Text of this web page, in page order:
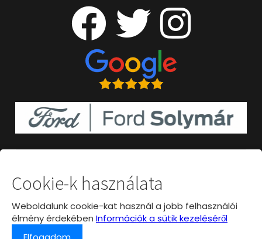
Cookie-k használata
Weboldalunk cookie-kat használ a jobb felhasználói
élmény érdekében Információk a sütik kezeléséről